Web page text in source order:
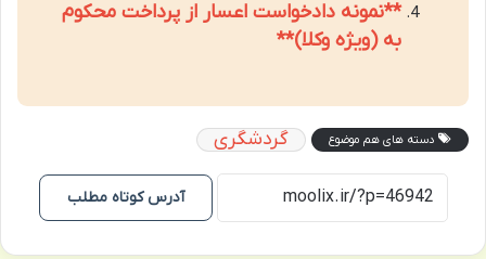
**نمونه دادخواست اعسار از پرداخت محکوم
به (ویژه وکلا)**
دسته های هم موضوع گردشگری
آدرس کوتاه مطلب